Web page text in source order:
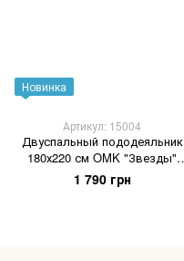
Новинка
Артикул: 15004
Двуспальный пододеяльник
180х220 см OMK "Звезды"
серый
1 790 грн